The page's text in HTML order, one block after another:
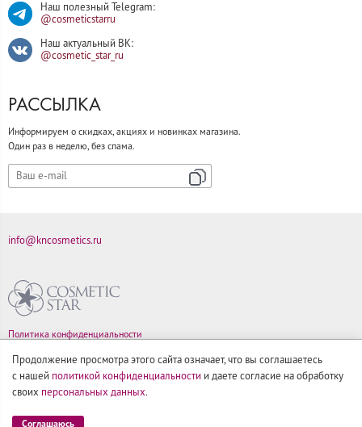
Наш полезный Telegram:
@cosmeticstarru
Наш актуальный ВК:
@cosmetic_star_ru
РАССЫЛКА
Информируем о скидках, акциях и новинках магазина.
Один раз в неделю, без спама.
Политика конфиденциальности
Согласие на обработку персональных данных
info@kncosmetics.ru
Продолжение просмотра этого сайта означает, что вы соглашаетесь
с нашей политикой конфиденциальности и даете согласие на обработку
своих персональных данных.
Соглашаюсь